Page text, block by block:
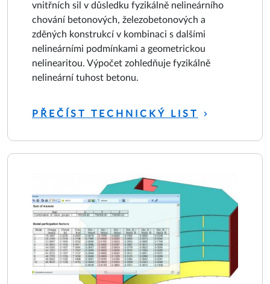
vnitřních sil v důsledku fyzikálně nelineárního
chování betonových, železobetonových a
zděných konstrukcí v kombinaci s dalšími
nelineárními podmínkami a geometrickou
nelinearitou. Výpočet zohledňuje fyzikálně
nelineární tuhost betonu.
PŘEČÍST TECHNICKÝ LIST